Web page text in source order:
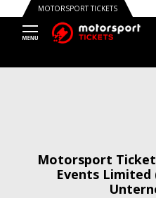
MOTORSPORT TICKETS
Motorsport
Events Limited